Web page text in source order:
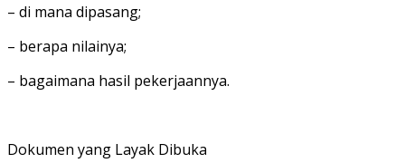
– di mana dipasang;
– berapa nilainya;
– bagaimana hasil pekerjaannya.
Dokumen yang Layak Dibuka